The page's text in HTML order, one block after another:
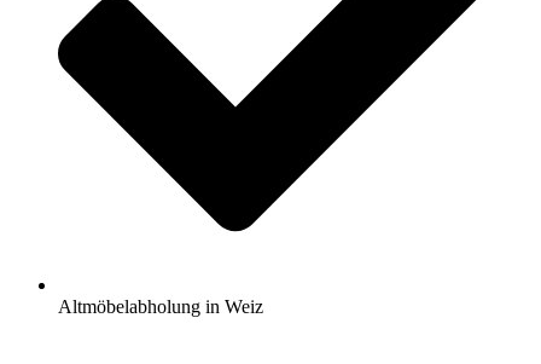
Altmöbelabholung in Weiz